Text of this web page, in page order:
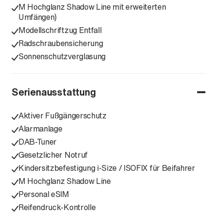
M Hochglanz Shadow Line mit erweiterten
Umfängen)
Modellschriftzug Entfall
Radschraubensicherung
Sonnenschutzverglasung
Serienausstattung
Aktiver Fußgängerschutz
Alarmanlage
DAB-Tuner
Gesetzlicher Notruf
Kindersitzbefestigung i-Size / ISOFIX für Beifahrer
M Hochglanz Shadow Line
Personal eSIM
Reifendruck-Kontrolle